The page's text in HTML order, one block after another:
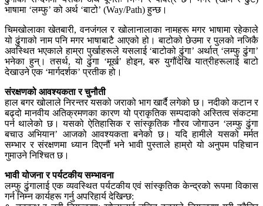
भाषामा ‘लम्फु’ को अर्थ ‘बाटो’ (Way/Path) हुन्छ।
चिमखोलाका खेतबारी, वनजंगल र खोलानालाका नामहरू मगर भाषामा रहेकाले
यो ढुंगाको नाम पनि मगर भाषाबाटै आएको हो। बाटोको छेउमा र पुलको नजिकै
अवस्थित भएकाले हाम्रा पुर्खाहरूले यसलाई ‘बाटोको ढुंगा’ अर्थात् ‘लम्फु ढुंगा’
भनेका हुन्। तसर्थ, यो ढुंगा ‘मूर्ख’ होइन, बरु युगौंदेखि यात्रीहरूलाई बाटो
देखाउने एक ‘मार्गदर्शक’ प्रतीक हो।
संरक्षणको आवश्यकता र चुनौती
हाल बगर खोलाले निरन्तर यसको जराको भाग खार्दै लगेको छ। नदीको कटान र
बढ्दो मानवीय अतिक्रमणका कारण यो प्राकृतिक सम्पदाको अस्तित्व संकटमा
पर्न थालेको छ। यसको ऐतिहासिक र सांस्कृतिक गौरव जोगाउन ‘लम्फु ढुंगा
बचाउ अभियान’ आजको आवश्यकता बनेको छ। यदि हामीले यसको मर्मत
सम्भार र संरक्षणमा ध्यान दिएनौं भने भावी पुस्ताले हाम्रो यो अनुपम पहिचान
गुमाउने निश्चित छ।
भावी योजना र पर्यटकीय सम्भावना
लम्फु ढुंगालाई एक व्यवस्थित पर्यटकीय एवं सांस्कृतिक केन्द्रको रूपमा विकास
गर्न निम्न कार्यहरू गर्नु अपरिहार्य देखिन्छ: